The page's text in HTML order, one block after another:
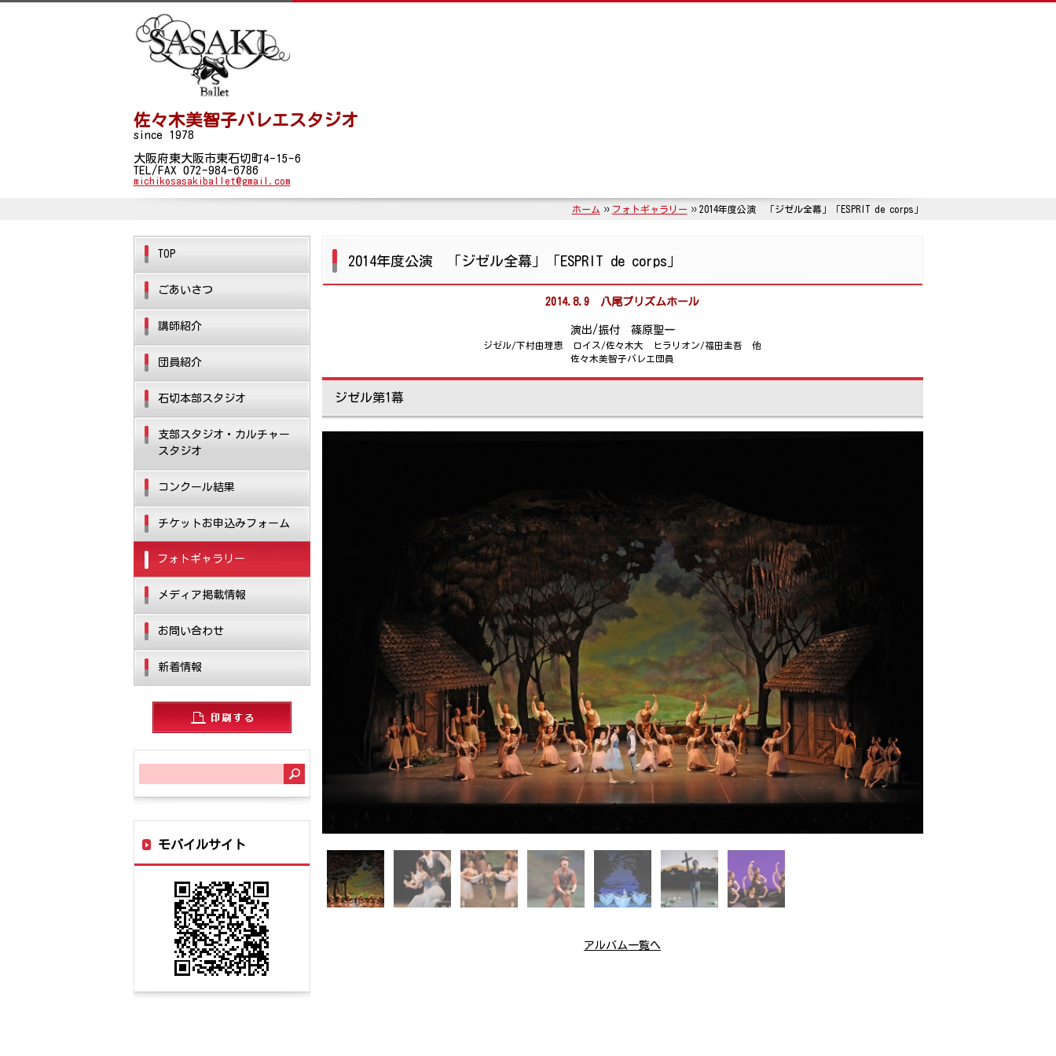
佐々木美智子バレエスタジオ
since 1978
大阪府東大阪市東石切町4-15-6
TEL/FAX 072-984-6786
michikosasakiballet@gmail.com
ホーム フォトギャラリー 2014年度公演 「ジゼル全幕」「ESPRIT de corps」
2014年度公演 「ジゼル全幕」「ESPRIT de corps」
2014.8.9 八尾プリズムホール
演出/振付 篠原聖一
ジゼル/下村由理恵 ロイス/佐々木大 ヒラリオン/福田圭吾 他
佐々木美智子バレエ団員
ジゼル第1幕
アルバム一覧へ
TOP
ごあいさつ
講師紹介
団員紹介
石切本部スタジオ
支部スタジオ・カルチャー
スタジオ
コンクール結果
チケットお申込みフォーム
フォトギャラリー
メディア掲載情報
お問い合わせ
新着情報
サ
ト
内
モバイルサイト